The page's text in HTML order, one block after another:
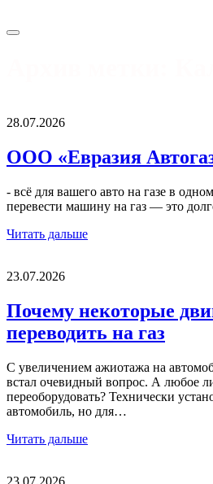
28.07.2026
ООО «Евразия
‑ всё для вашего авто на газе в
перевести машину на газ — это
Читать дальше
23.07.2026
Почему некоторые
переводить на газ
С увеличением ажиотажа на
встал очевидный вопрос. А любое
переоборудовать? Технически
автомобиль, но для…
Читать дальше
23.07.2026